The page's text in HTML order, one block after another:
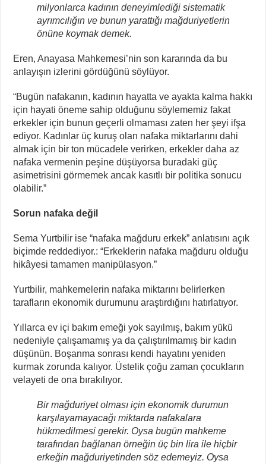
milyonlarca kadının deneyimlediği sistematik
ayrımcılığın ve bunun yarattığı mağduriyetlerin
önüne koymak demek.
Eren, Anayasa Mahkemesi’nin son kararında da bu
anlayışın izlerini gördüğünü söylüyor.
“Bugün nafakanın, kadının hayatta ve ayakta kalma hakkı
için hayati öneme sahip olduğunu söylememiz fakat
erkekler için bunun geçerli olmaması zaten her şeyi ifşa
ediyor. Kadınlar üç kuruş olan nafaka miktarlarını dahi
almak için bir ton mücadele verirken, erkekler daha az
nafaka vermenin peşine düşüyorsa buradaki güç
asimetrisini görmemek ancak kasıtlı bir politika sonucu
olabilir.”
Sorun nafaka değil
Sema Yurtbilir ise “nafaka mağduru erkek” anlatısını açık
biçimde reddediyor.: “Erkeklerin nafaka mağduru olduğu
hikâyesi tamamen manipülasyon.”
Yurtbilir, mahkemelerin nafaka miktarını belirlerken
tarafların ekonomik durumunu araştırdığını hatırlatıyor.
Yıllarca ev içi bakım emeği yok sayılmış, bakım yükü
nedeniyle çalışamamış ya da çalıştırılmamış bir kadın
düşünün. Boşanma sonrası kendi hayatını yeniden
kurmak zorunda kalıyor. Üstelik çoğu zaman çocukların
velayeti de ona bırakılıyor.
Bir mağduriyet olması için ekonomik durumun
karşılayamayacağı miktarda nafakalara
hükmedilmesi gerekir. Oysa bugün mahkeme
tarafından bağlanan örneğin üç bin lira ile hiçbir
erkeğin mağduriyetinden söz edemeyiz. Oysa